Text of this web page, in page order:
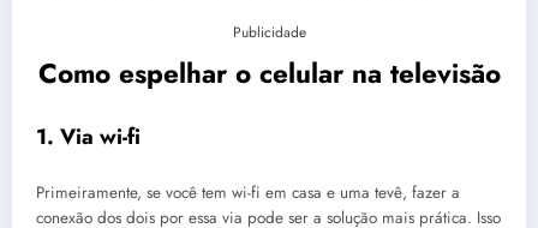
Publicidade
Como espelhar o celular na televisão
1. Via wi-fi
Primeiramente, se você tem wi-fi em casa e uma tevê, fazer a
conexão dos dois por essa via pode ser a solução mais prática. Isso